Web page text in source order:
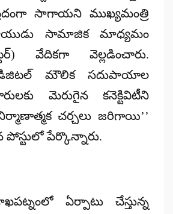
సాగాయని ముఖ్యమంత్రి
సామాజిక మాధ్యమం
వేదికగా వెల్లడించారు.
డిజిటల్ మౌలిక సదుపాయాల
మెరుగైన కనెక్టివిటీని
చర్చలు జరిగాయి’’
పేర్కొన్నారు.
ఏర్పాటు చేస్తున్న